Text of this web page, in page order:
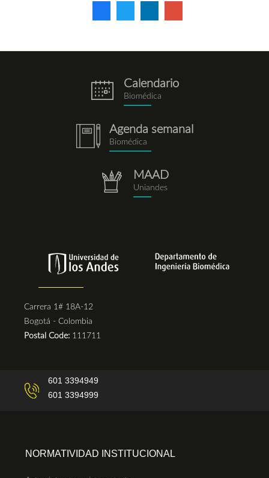
eventos.png
Calendario
Biomédica
notebook.png
Agenda semanal
Biomédica
repositorio.png
MAAD
Uniandes
Carrera 1# 18A-12
Bogotá - Colombia
Postal Code: 111711
601 3394949
601 3394999
NORMATIVIDAD INSTITUCIONAL